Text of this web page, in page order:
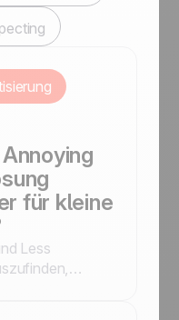
für kleine
Less